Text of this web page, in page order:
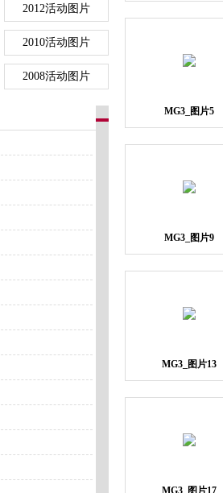
2012活动图片
2010活动图片
2008活动图片
MG3_图片5
MG3_图片9
MG3_图片13
MG3_图片17